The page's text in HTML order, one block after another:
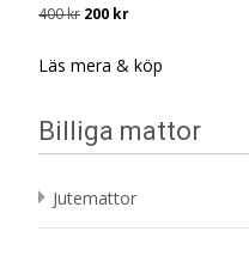
400kr Det
priset
200 krDet
priset
Läs mera & köp
Billiga mattor
Jutemattor